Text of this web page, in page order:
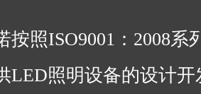
按照ISO9001：2008系
LED照明设备的设计